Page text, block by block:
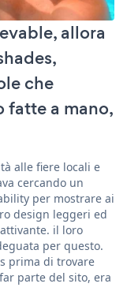
allora
che
fatte a mano,
alle fiere locali e
cercando un
per mostrare ai
design leggeri ed
il loro
per questo.
prima di trovare
parte del sito, era